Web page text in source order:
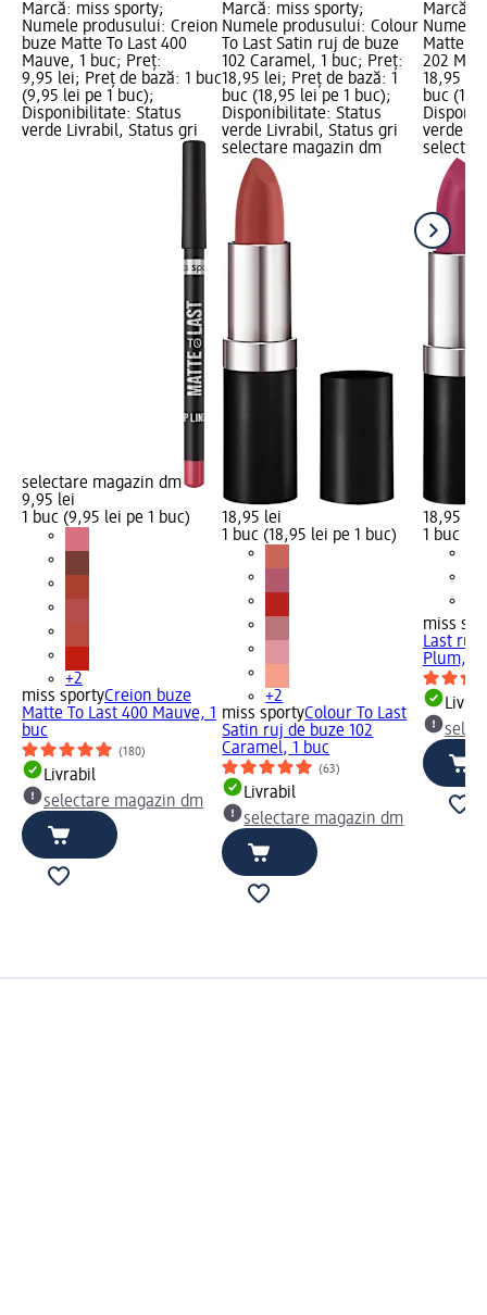
Marcă: miss sporty;
Numele produsului: Creion
buze Matte To Last 400
Mauve, 1 buc; Preț:
9,95 lei; Preț de bază: 1 buc
(9,95 lei pe 1 buc);
Disponibilitate: Status
verde Livrabil, Status gri
selectare magazin dm
9,95 lei
1 buc (9,95 lei pe 1 buc)
+2
miss sportyCreion buze
Matte To Last 400 Mauve, 1
buc
(180)
Livrabil
selectare magazin dm
Marcă: miss sporty;
Numele produsului: Colour
To Last Satin ruj de buze
102 Caramel, 1 buc; Preț:
18,95 lei; Preț de bază: 1
buc (18,95 lei pe 1 buc);
Disponibilitate: Status
verde Livrabil, Status gri
selectare magazin dm
18,95 lei
1 buc (18,95 lei pe 1 buc)
+2
miss sportyColour To Last
Satin ruj de buze 102
Caramel, 1 buc
(63)
Livrabil
selectare magazin dm
Marcă:
Numele
Matte
202
18,95
buc
verde
18,95 lei
1 buc
miss
Last ruj
Plum, 4